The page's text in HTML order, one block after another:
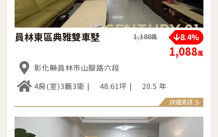
員林東區典雅雙車墅 1,188萬 8.4%
1,088萬
彰化縣員林市山腳路六段
4房(室)3廳3衛
48.61坪 20.5 年
詳細資訊